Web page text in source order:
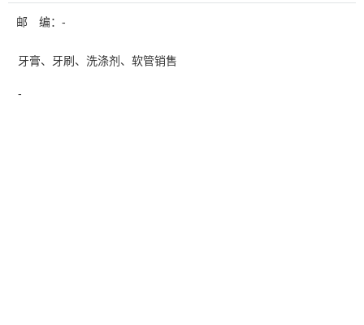
邮 编：-
牙膏、牙刷、洗涤剂、软管销售
-